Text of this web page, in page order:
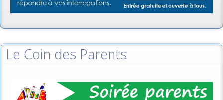
Le Coin des Parents